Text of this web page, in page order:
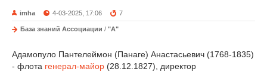
imha 4-03-2025, 17:06 7
База знаний Ассоциации / "А"
Адамопуло Пантелеймон (Панаге) Анастасьевич (1768-1835)
- флота генерал-майор (28.12.1827), директор